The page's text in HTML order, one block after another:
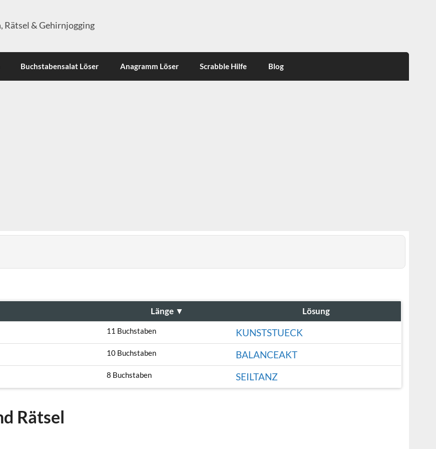
Rätsel & Gehirnjogging
Buchstabensalat Löser Anagramm Löser Scrabble Hilfe Blog
Länge ▼ Lösung
11 Buchstaben
KUNSTSTUECK
10 Buchstaben
BALANCEAKT
8 Buchstaben SEILTANZ
Rätsel